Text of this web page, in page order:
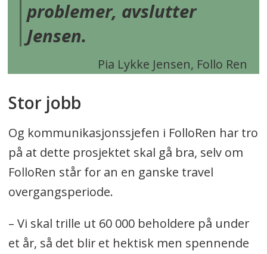
problemer, avslutter
Jensen.
Pia Lykke Jensen, Follo Ren
Stor jobb
Og kommunikasjonssjefen i FolloRen har tro
på at dette prosjektet skal gå bra, selv om
FolloRen står for an en ganske travel
overgangsperiode.
– Vi skal trille ut 60 000 beholdere på under
et år, så det blir et hektisk men spennende